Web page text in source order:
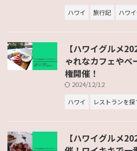
ハワイ 旅行記 ハワ
【ハワイグルメ
ゃれなカフェやベ
権開催！
2024/12/12
ハワイ レストランを探
【ハワイグルメ